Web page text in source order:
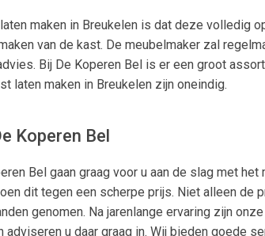
maken in Breukelen is dat deze volledig
van de kast. De meubelmaker zal
Bij De Koperen Bel is er een groot
laten maken in Breukelen zijn oneindig.
Koperen Bel
Bel gaan graag voor u aan de slag met
dit tegen een scherpe prijs. Niet alleen de
genomen. Na jarenlange ervaring zijn
u daar graag in. Wij bieden goede